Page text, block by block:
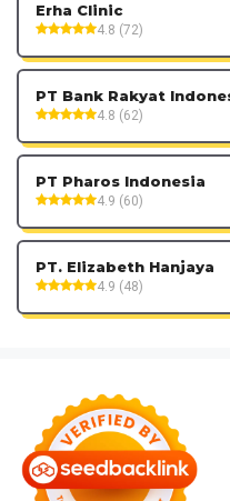
Erha Clinic
4.8 (72)
PT Bank Rakyat
4.8 (62)
PT Pharos Indonesia
4.9 (60)
PT. Elizabeth Hanjaya
4.9 (48)